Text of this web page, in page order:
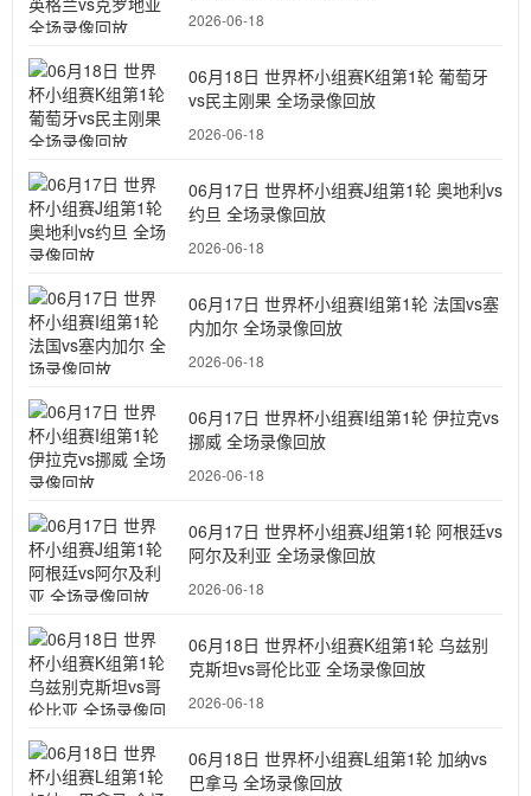
2026-06-18
06月18日 世界杯小组赛K组第1轮 葡萄牙
vs民主刚果 全场录像回放
2026-06-18
06月17日 世界杯小组赛J组第1轮 奥地利vs
约旦 全场录像回放
2026-06-18
06月17日 世界杯小组赛I组第1轮 法国vs塞
内加尔 全场录像回放
2026-06-18
06月17日 世界杯小组赛I组第1轮 伊拉克vs
挪威 全场录像回放
2026-06-18
06月17日 世界杯小组赛J组第1轮 阿根廷vs
阿尔及利亚 全场录像回放
2026-06-18
06月18日 世界杯小组赛K组第1轮 乌兹别
克斯坦vs哥伦比亚 全场录像回放
2026-06-18
06月18日 世界杯小组赛L组第1轮 加纳vs
巴拿马 全场录像回放